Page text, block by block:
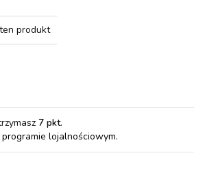
produkt
7 pkt.
lojalnościowym.